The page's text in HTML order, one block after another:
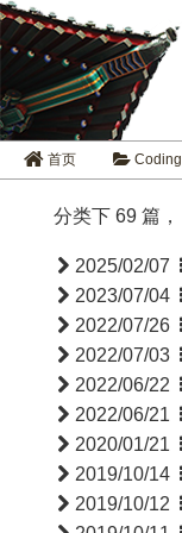
首页 Coding
分类下 69 篇，
2025/02/07
2023/07/04
2022/07/26
2022/07/03
2022/06/22
2022/06/21
2020/01/21
2019/10/14
2019/10/12